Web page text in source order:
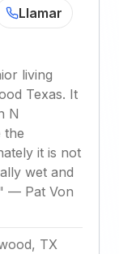
Llamar
living
Texas. It
N
the
it is not
wet and
— Pat Von
TX